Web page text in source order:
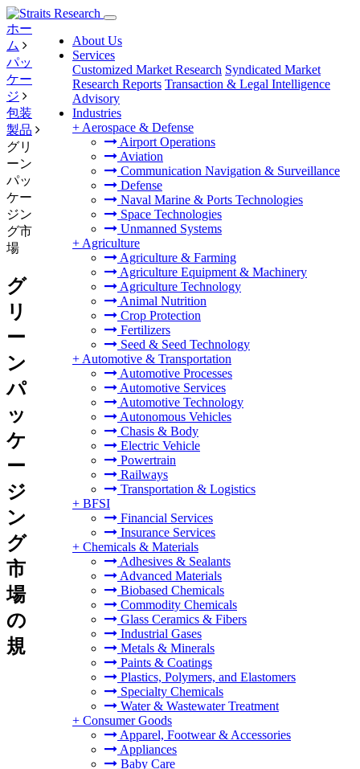
About Us
Services
Customized Market Research Syndicated Market
Research Reports Transaction & Legal Intelligence
Advisory
Industries
+ Aerospace & Defense
Airport Operations
Aviation
Communication Navigation & Surveillance
Defense
Naval Marine & Ports Technologies
Space Technologies
Unmanned Systems
+ Agriculture
Agriculture & Farming
Agriculture Equipment & Machinery
Agriculture Technology
Animal Nutrition
Crop Protection
Fertilizers
Seed & Seed Technology
+ Automotive & Transportation
Automotive Processes
Automotive Services
Automotive Technology
Autonomous Vehicles
Chasis & Body
Electric Vehicle
Powertrain
Railways
Transportation & Logistics
+ BFSI
Financial Services
Insurance Services
+ Chemicals & Materials
Adhesives & Sealants
Advanced Materials
Biobased Chemicals
Commodity Chemicals
Glass Ceramics & Fibers
Industrial Gases
Metals & Minerals
Paints & Coatings
Plastics, Polymers, and Elastomers
Specialty Chemicals
Water & Wastewater Treatment
+ Consumer Goods
Apparel, Footwear & Accessories
Appliances
Baby Care
ホー
ム
パッ
ケー
ジ
包装
製品
グリ
ーン
パッ
ケー
ジン
グ市
場
グ
リ
ー
ン
パ
ッ
ケ
ー
ジ
ン
グ
市
場
の
規